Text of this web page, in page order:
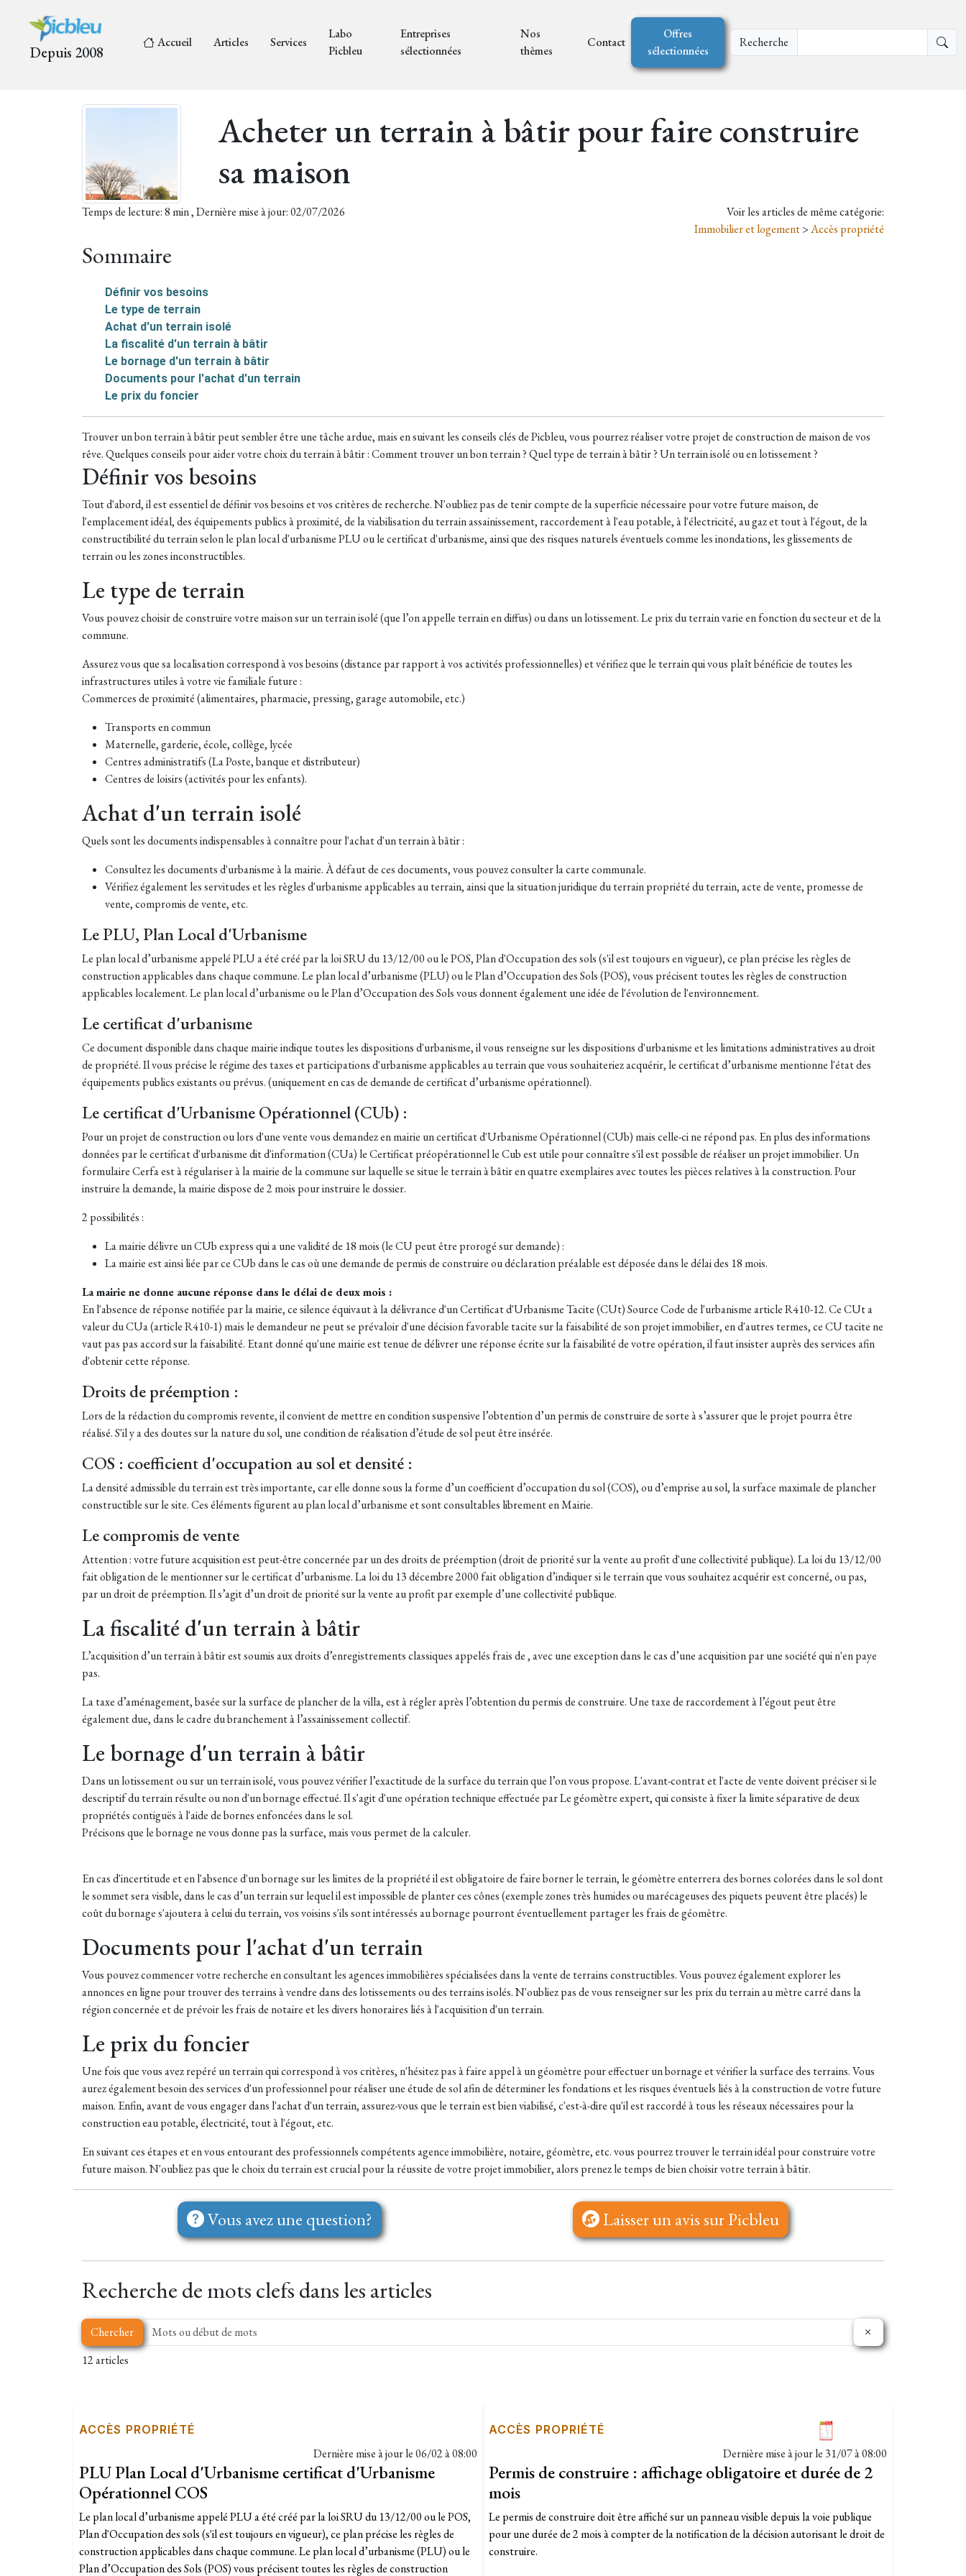
Depuis 2008
Accueil Articles Services
Labo
Picbleu
Entreprises
sélectionnées
Nos
thèmes
Contact
Offres
sélectionnées
Recherche
Acheter un terrain à bâtir pour faire construire
sa maison
Temps de lecture: 8 min , Dernière mise à jour: 02/07/2026
Voir les articles de même catégorie:
Immobilier et logement>Accès propriété
Sommaire
Définir vos besoins
Le type de terrain
Achat d'un terrain isolé
La fiscalité d'un terrain à bâtir
Le bornage d'un terrain à bâtir
Documents pour l'achat d'un terrain
Le prix du foncier
Trouver un bon terrain à bâtir peut sembler être une tâche ardue, mais en suivant les conseils clés de Picbleu, vous pourrez réaliser votre projet de construction de maison de vos
rêve. Quelques conseils pour aider votre choix du terrain à bâtir : Comment trouver un bon terrain ? Quel type de terrain à bâtir ? Un terrain isolé ou en lotissement ?
Définir vos besoins
Tout d'abord, il est essentiel de définir vos besoins et vos critères de recherche. N'oubliez pas de tenir compte de la superficie nécessaire pour votre future maison, de
l'emplacement idéal, des équipements publics à proximité, de la viabilisation du terrain assainissement, raccordement à l'eau potable, à l'électricité, au gaz et tout à l'égout, de la
constructibilité du terrain selon le plan local d'urbanisme PLU ou le certificat d'urbanisme, ainsi que des risques naturels éventuels comme les inondations, les glissements de
terrain ou les zones inconstructibles.
Le type de terrain
Vous pouvez choisir de construire votre maison sur un terrain isolé (que l’on appelle terrain en diffus) ou dans un lotissement. Le prix du terrain varie en fonction du secteur et de la
commune.
Assurez vous que sa localisation correspond à vos besoins (distance par rapport à vos activités professionnelles) et vérifiez que le terrain qui vous plaît bénéficie de toutes les
infrastructures utiles à votre vie familiale future :
Commerces de proximité (alimentaires, pharmacie, pressing, garage automobile, etc.)
Transports en commun
Maternelle, garderie, école, collège, lycée
Centres administratifs (La Poste, banque et distributeur)
Centres de loisirs (activités pour les enfants).
Achat d'un terrain isolé
Quels sont les documents indispensables à connaître pour l'achat d'un terrain à bâtir :
Consultez les documents d'urbanisme à la mairie. À défaut de ces documents, vous pouvez consulter la carte communale.
Vérifiez également les servitudes et les règles d'urbanisme applicables au terrain, ainsi que la situation juridique du terrain propriété du terrain, acte de vente, promesse de
vente, compromis de vente, etc.
Le PLU, Plan Local d'Urbanisme
Le plan local d’urbanisme appelé PLU a été créé par la loi SRU du 13/12/00 ou le POS, Plan d'Occupation des sols (s'il est toujours en vigueur), ce plan précise les règles de
construction applicables dans chaque commune. Le plan local d’urbanisme (PLU) ou le Plan d’Occupation des Sols (POS), vous précisent toutes les règles de construction
applicables localement. Le plan local d’urbanisme ou le Plan d’Occupation des Sols vous donnent également une idée de l'évolution de l'environnement.
Le certificat d'urbanisme
Ce document disponible dans chaque mairie indique toutes les dispositions d'urbanisme, il vous renseigne sur les dispositions d'urbanisme et les limitations administratives au droit
de propriété. Il vous précise le régime des taxes et participations d'urbanisme applicables au terrain que vous souhaiteriez acquérir, le certificat d’urbanisme mentionne l'état des
équipements publics existants ou prévus. (uniquement en cas de demande de certificat d’urbanisme opérationnel).
Le certificat d'Urbanisme Opérationnel (CUb) :
Pour un projet de construction ou lors d'une vente vous demandez en mairie un certificat d'Urbanisme Opérationnel (CUb) mais celle-ci ne répond pas. En plus des informations
données par le certificat d'urbanisme dit d'information (CUa) le Certificat préopérationnel le Cub est utile pour connaître s'il est possible de réaliser un projet immobilier. Un
formulaire Cerfa est à régulariser à la mairie de la commune sur laquelle se situe le terrain à bâtir en quatre exemplaires avec toutes les pièces relatives à la construction. Pour
instruire la demande, la mairie dispose de 2 mois pour instruire le dossier.
2 possibilités :
La mairie délivre un CUb express qui a une validité de 18 mois (le CU peut être prorogé sur demande) :
La mairie est ainsi liée par ce CUb dans le cas où une demande de permis de construire ou déclaration préalable est déposée dans le délai des 18 mois.
La mairie ne donne aucune réponse dans le délai de deux mois :
En l'absence de réponse notifiée par la mairie, ce silence équivaut à la délivrance d'un Certificat d'Urbanisme Tacite (CUt) Source Code de l'urbanisme article R410-12. Ce CUt a
valeur du CUa (article R410-1) mais le demandeur ne peut se prévaloir d'une décision favorable tacite sur la faisabilité de son projet immobilier, en d'autres termes, ce CU tacite ne
vaut pas pas accord sur la faisabilité. Etant donné qu'une mairie est tenue de délivrer une réponse écrite sur la faisabilité de votre opération, il faut insister auprès des services afin
d'obtenir cette réponse.
Droits de préemption :
Lors de la rédaction du compromis revente, il convient de mettre en condition suspensive l’obtention d’un permis de construire de sorte à s’assurer que le projet pourra être
réalisé. S'il y a des doutes sur la nature du sol, une condition de réalisation d’étude de sol peut être insérée.
COS : coefficient d'occupation au sol et densité :
La densité admissible du terrain est très importante, car elle donne sous la forme d’un coefficient d’occupation du sol (COS), ou d’emprise au sol, la surface maximale de plancher
constructible sur le site. Ces éléments figurent au plan local d’urbanisme et sont consultables librement en Mairie.
Le compromis de vente
Attention : votre future acquisition est peut-être concernée par un des droits de préemption (droit de priorité sur la vente au profit d'une collectivité publique). La loi du 13/12/00
fait obligation de le mentionner sur le certificat d’urbanisme. La loi du 13 décembre 2000 fait obligation d’indiquer si le terrain que vous souhaitez acquérir est concerné, ou pas,
par un droit de préemption. Il s’agit d’un droit de priorité sur la vente au profit par exemple d’une collectivité publique.
La fiscalité d'un terrain à bâtir
L’acquisition d’un terrain à bâtir est soumis aux droits d’enregistrements classiques appelés frais de , avec une exception dans le cas d’une acquisition par une société qui n'en paye
pas.
La taxe d’aménagement, basée sur la surface de plancher de la villa, est à régler après l’obtention du permis de construire. Une taxe de raccordement à l’égout peut être
également due, dans le cadre du branchement à l’assainissement collectif.
Le bornage d'un terrain à bâtir
Dans un lotissement ou sur un terrain isolé, vous pouvez vérifier l’exactitude de la surface du terrain que l’on vous propose. L'avant-contrat et l'acte de vente doivent préciser si le
descriptif du terrain résulte ou non d'un bornage effectué. Il s'agit d'une opération technique effectuée par Le géomètre expert, qui consiste à fixer la limite séparative de deux
propriétés contiguës à l'aide de bornes enfoncées dans le sol.
Précisons que le bornage ne vous donne pas la surface, mais vous permet de la calculer.
En cas d'incertitude et en l'absence d'un bornage sur les limites de la propriété il est obligatoire de faire borner le terrain, le géomètre enterrera des bornes colorées dans le sol dont
le sommet sera visible, dans le cas d’un terrain sur lequel il est impossible de planter ces cônes (exemple zones très humides ou marécageuses des piquets peuvent être placés) le
coût du bornage s'ajoutera à celui du terrain, vos voisins s'ils sont intéressés au bornage pourront éventuellement partager les frais de géomètre.
Documents pour l'achat d'un terrain
Vous pouvez commencer votre recherche en consultant les agences immobilières spécialisées dans la vente de terrains constructibles. Vous pouvez également explorer les
annonces en ligne pour trouver des terrains à vendre dans des lotissements ou des terrains isolés. N'oubliez pas de vous renseigner sur les prix du terrain au mètre carré dans la
région concernée et de prévoir les frais de notaire et les divers honoraires liés à l'acquisition d'un terrain.
Le prix du foncier
Une fois que vous avez repéré un terrain qui correspond à vos critères, n'hésitez pas à faire appel à un géomètre pour effectuer un bornage et vérifier la surface des terrains. Vous
aurez également besoin des services d'un professionnel pour réaliser une étude de sol afin de déterminer les fondations et les risques éventuels liés à la construction de votre future
maison. Enfin, avant de vous engager dans l'achat d'un terrain, assurez-vous que le terrain est bien viabilisé, c'est-à-dire qu'il est raccordé à tous les réseaux nécessaires pour la
construction eau potable, électricité, tout à l'égout, etc.
En suivant ces étapes et en vous entourant des professionnels compétents agence immobilière, notaire, géomètre, etc. vous pourrez trouver le terrain idéal pour construire votre
future maison. N'oubliez pas que le choix du terrain est crucial pour la réussite de votre projet immobilier, alors prenez le temps de bien choisir votre terrain à bâtir.
Vous avez une question? Laisser un avis sur Picbleu
Recherche de mots clefs dans les articles
Chercher
12 articles
ACCÈS PROPRIÉTÉ
Dernière mise à jour le06/02 à 08:00
PLU Plan Local d'Urbanisme certificat d'Urbanisme
Opérationnel COS
Le plan local d’urbanisme appelé PLU a été créé par la loi SRU du 13/12/00 ou le POS,
Plan d'Occupation des sols (s'il est toujours en vigueur), ce plan précise les règles de
construction applicables dans chaque commune. Le plan local d’urbanisme (PLU) ou le
Plan d’Occupation des Sols (POS) vous précisent toutes les règles de construction
ACCÈS PROPRIÉTÉ
Dernière mise à jour le 31/07 à 08:00
Permis de construire : affichage obligatoire et durée de 2
mois
​Le permis de construire doit être affiché sur un panneau visible depuis la voie publique
pour une durée de 2 mois à compter de la notification de la décision autorisant le droit de
construire.